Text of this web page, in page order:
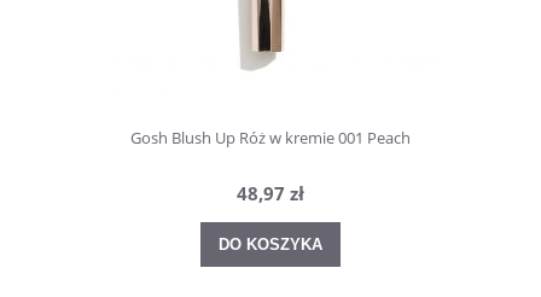
Gosh Blush Up Róż w kremie 001 Peach
48,97 zł
DO KOSZYKA